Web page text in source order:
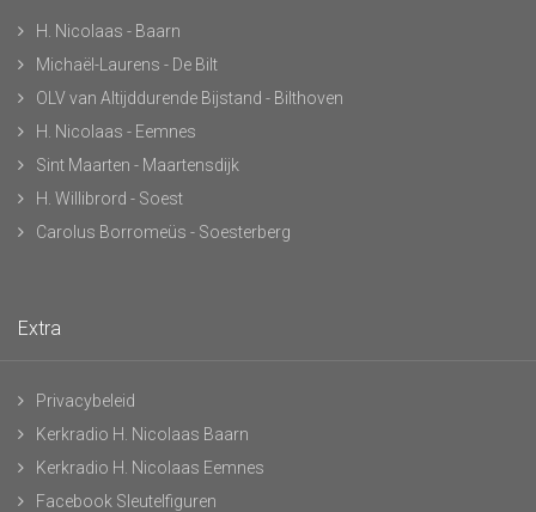
H. Nicolaas - Baarn
Michaël-Laurens - De Bilt
OLV van Altijddurende Bijstand - Bilthoven
H. Nicolaas - Eemnes
Sint Maarten - Maartensdijk
H. Willibrord - Soest
Carolus Borromeüs - Soesterberg
Extra
Privacybeleid
Kerkradio H. Nicolaas Baarn
Kerkradio H. Nicolaas Eemnes
Facebook Sleutelfiguren